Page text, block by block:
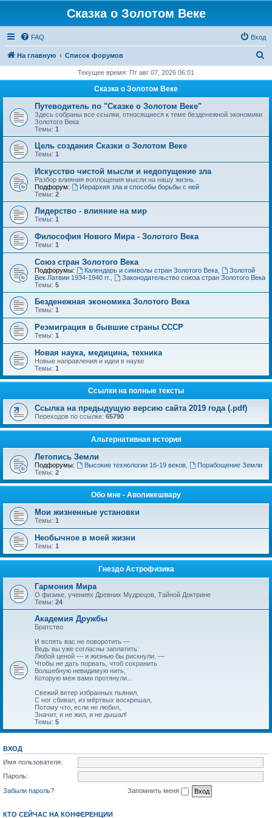
Сказка о Золотом Веке
FAQ Вход
На главную Список форумов
с
Текущее время: Пт авг 07, 2026 06:01
Сказка о Золотом Веке
Путеводитель по "Сказке о Золотом Веке"
Здесь собраны все ссылки, относящиеся к теме безденежной экономики
Золотого Века
Темы: 1
Цель создания Сказки о Золотом Веке
Темы: 1
Искусство чистой мысли и недопущение зла
Разбор влияния воплощения мысли на нашу жизнь.
Подфорум:
Иерархия зла и способы борьбы с ней
Темы: 2
Лидерство - влияние на мир
Темы: 1
Философия Нового Мира - Золотого Века
Темы: 1
Cоюз стран Золотого Века
Подфорумы: Календарь и символы стран Золотого Века,
Золотой
Век Латвии 1934-1940 гг.
Законодательство союза стран Золотого Века
Темы: 5
Безденежная экономика Золотого Века
Темы: 1
Реэмиграция в бывшие страны СССР
Темы: 1
Новая наука, медицина, техника
Новые направления и идеи в науке
Темы: 1
Ссылки на полные тексты
Ссылка на предыдущую версию сайта 2019 года (.pdf)
Переходов по ссылке: 65790
Альтернативная история
Летопись Земли
Подфорумы: Высокие технологии 16-19 веков,
Порабощение Земли
Темы: 2
Обо мне - Аволикешвару
Мои жизненные установки
Темы: 1
Необычное в моей жизни
Темы: 1
Гнездо Астрофизика
Гармония Мира
О физике, учениях Древних Мудрецов, Тайной Доктрине
Темы: 24
Академия Дружбы
Братство
И вспять вас не поворотить —
Ведь вы уже согласны заплатить:
Любой ценой — и жизнью бы рискнули, —
Чтобы не дать порвать, чтоб сохранить
Волшебную невидимую нить,
Которую меж вами протянули...
Свежий ветер избранных пьянил,
С ног сбивал, из мёртвых воскрешал,
Потому что, если не любил,
Значит, и не жил, и не дышал!
Темы: 5
ВХОД
Имя пользователя:
Пароль:
Забыли пароль?
Запомнить меня
КТО СЕЙЧАС НА КОНФЕРЕНЦИИ